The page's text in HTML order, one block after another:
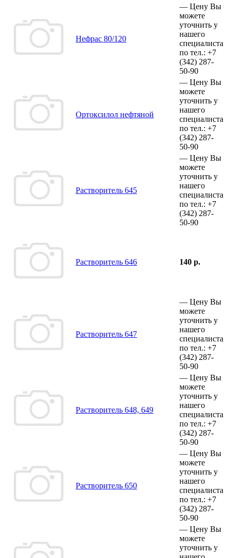
Нефрас 80/120
— Цену Вы
можете
уточнить у
нашего
специалиста
по тел.: +7
(342) 287-
50-90
Ортоксилол нефтяной
— Цену Вы
можете
уточнить у
нашего
специалиста
по тел.: +7
(342) 287-
50-90
Растворитель 645
— Цену Вы
можете
уточнить у
нашего
специалиста
по тел.: +7
(342) 287-
50-90
Растворитель 646 140 р.
Растворитель 647
— Цену Вы
можете
уточнить у
нашего
специалиста
по тел.: +7
(342) 287-
50-90
Растворитель 648, 649
— Цену Вы
можете
уточнить у
нашего
специалиста
по тел.: +7
(342) 287-
50-90
Растворитель 650
— Цену Вы
можете
уточнить у
нашего
специалиста
по тел.: +7
(342) 287-
50-90
— Цену Вы
можете
уточнить у